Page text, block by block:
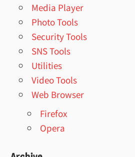
Media Player
Photo Tools
Security Tools
SNS Tools
Utilities
Video Tools
Web Browser
Firefox
Opera